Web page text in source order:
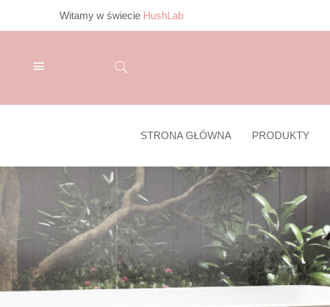
Witamy w świecie HushLab
STRONA GŁÓWNA PRODUKTY